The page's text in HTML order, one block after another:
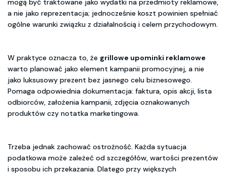
mogą być traktowane jako wydatki na przedmioty reklamowe,
a nie jako reprezentacja; jednocześnie koszt powinien spełniać
ogólne warunki związku z działalnością i celem przychodowym.
W praktyce oznacza to, że grillowe upominki reklamowe
warto planować jako element kampanii promocyjnej, a nie
jako luksusowy prezent bez jasnego celu biznesowego.
Pomaga odpowiednia dokumentacja: faktura, opis akcji, lista
odbiorców, założenia kampanii, zdjęcia oznakowanych
produktów czy notatka marketingowa.
Trzeba jednak zachować ostrożność. Każda sytuacja
podatkowa może zależeć od szczegółów, wartości prezentów
i sposobu ich przekazania. Dlatego przy większych